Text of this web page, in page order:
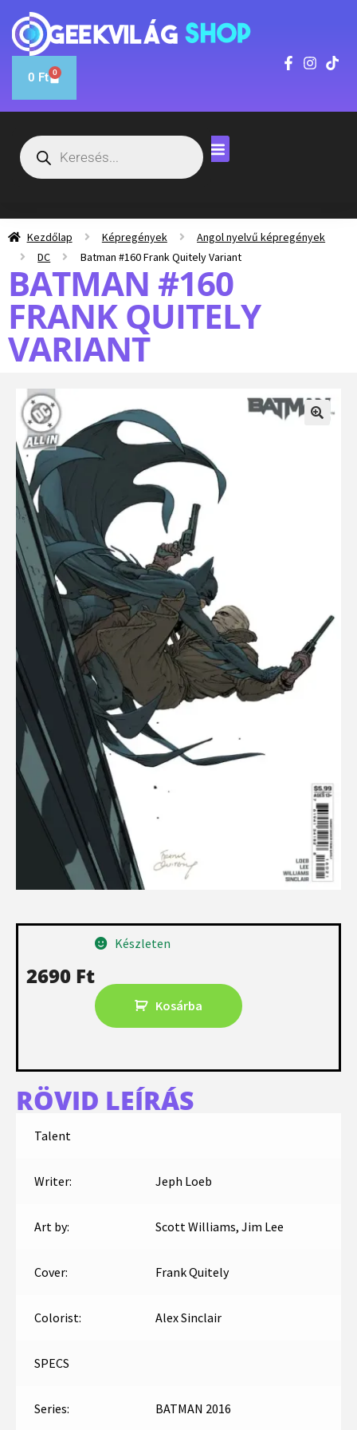
0 Ft 0
Kezdőlap Képregények
Angol nyelvű képregények
DC
Batman #160 Frank Quitely Variant
BATMAN #160
FRANK QUITELY
VARIANT
2690 Ft
Készleten
Kosárba
RÖVID LEÍRÁS
Talent
Writer: Jeph Loeb
Art by: Scott Williams, Jim Lee
Cover: Frank Quitely
Colorist: Alex Sinclair
SPECS
Series: BATMAN 2016